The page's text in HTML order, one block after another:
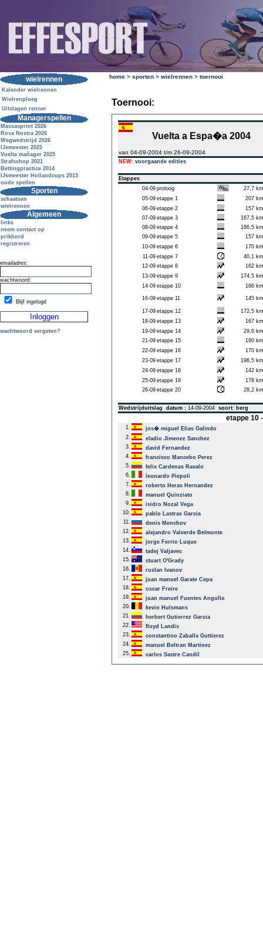
wielrennen
Kalender wielrennen
Wielrenploeg
Uitslagen renner
Managerspellen
Massasprint 2026
Rosa Nostra 2026
Wegwedstrijd 2026
IJsmeester 2025
Vuelta mañager 2025
Strafschop 2021
Bettingpractice 2014
IJsmeester Hollandcups 2013
oude spellen
Sporten
schaatsen
wielrennen
Algemeen
links
neem contact op
prikbord
registreren
emailadres:
wachtwoord:
Blijf ingelogd
wachtwoord vergeten?
home > sporten > wielrennen > toernooi
Toernooi:
Vuelta a Espa�a 2004
van 04-09-2004 t/m 26-09-2004
NEW: voorgaande edities
Etappes
04-09 proloog
27,7 km
05-09 etappe 1
207 km
06-09 etappe 2
157 km
07-09 etappe 3
167,5 km
08-09 etappe 4
186,5 km
09-09 etappe 5
157 km
10-09 etappe 6
170 km
11-09 etappe 7
40,1 km
12-09 etappe 8
162 km
13-09 etappe 9
174,5 km
14-09 etappe 10 166 km
16-09 etappe 11 145 km
17-09 etappe 12
172,5 km
18-09 etappe 13
167 km
19-09 etappe 14
29,6 km
21-09 etappe 15
190 km
22-09 etappe 16
170 km
23-09 etappe 17
196,5 km
24-09 etappe 18
142 km
25-09 etappe 19
178 km
26-09 etappe 20 28,2 km
Wedstrijduitslag datum : 14-09-2004 soort: berg
etappe 10
1.
jos� miguel Elias Galindo
2.
eladio Jimenez Sanchez
3.
david Fernandez
4.
francisco Mancebo Perez
5.
felix Cardenas Ravalo
6.
leonardo Piepoli
7.
roberto Heras Hernandez
8.
manuel Quinziato
9.
isidro Nozal Vega
10.
pablo Lastras Garcia
11.
denis Menchov
12.
alejandro Valverde Belmonte
13.
jorge Ferrio Luque
14.
tadej Valjavec
15.
stuart O'Grady
16.
ruslan Ivanov
17.
juan manuel Garate Cepa
18.
oscar Freire
19.
juan manuel Fuentes Angullo
20.
kevin Hulsmans
21.
herbert Gutierrez Garcia
22.
floyd Landis
23.
constantino Zaballa Guttierez
24.
manuel Beltran Martinez
25.
carlos Sastre Candil